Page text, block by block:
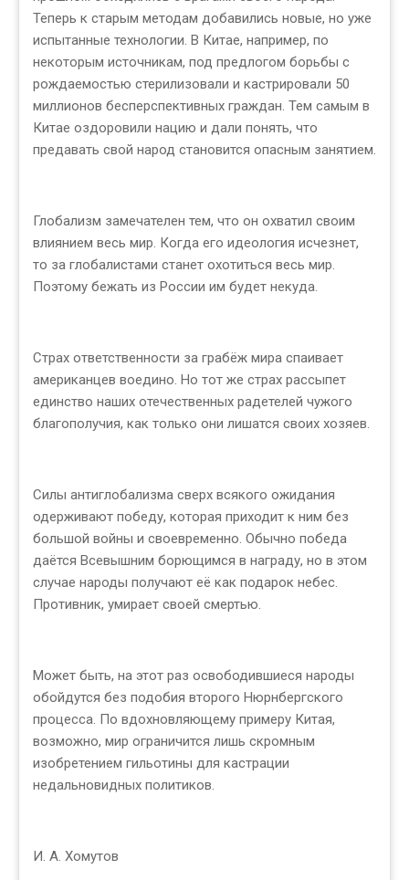
Теперь к старым методам добавились новые, но уже
испытанные технологии. В Китае, например, по
некоторым источникам, под предлогом борьбы с
рождаемостью стерилизовали и кастрировали 50
миллионов бесперспективных граждан. Тем самым в
Китае оздоровили нацию и дали понять, что
предавать свой народ становится опасным занятием.
Глобализм замечателен тем, что он охватил своим
влиянием весь мир. Когда его идеология исчезнет,
то за глобалистами станет охотиться весь мир.
Поэтому бежать из России им будет некуда.
Страх ответственности за грабёж мира спаивает
американцев воедино. Но тот же страх рассыпет
единство наших отечественных радетелей чужого
благополучия, как только они лишатся своих хозяев.
Силы антиглобализма сверх всякого ожидания
одерживают победу, которая приходит к ним без
большой войны и своевременно. Обычно победа
даётся Всевышним борющимся в награду, но в этом
случае народы получают её как подарок небес.
Противник, умирает своей смертью.
Может быть, на этот раз освободившиеся народы
обойдутся без подобия второго Нюрнбергского
процесса. По вдохновляющему примеру Китая,
возможно, мир ограничится лишь скромным
изобретением гильотины для кастрации
недальновидных политиков.
И. А. Хомутов